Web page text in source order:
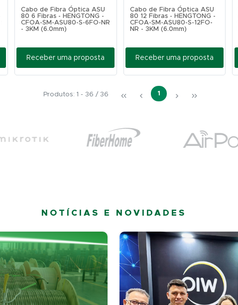
Cabo de Fibra Óptica ASU
80 6 Fibras - HENGTONG -
CFOA-SM-ASU80-S-6FO-NR
- 3KM (6.0mm)
Receber uma proposta
Cabo de Fibra Óptica ASU
80 12 Fibras - HENGTONG -
CFOA-SM-ASU80-S-12FO-
NR - 3KM (6.0mm)
Receber uma proposta
Produtos: 1 - 36 / 36 1
NOTÍCIAS E NOVIDADES